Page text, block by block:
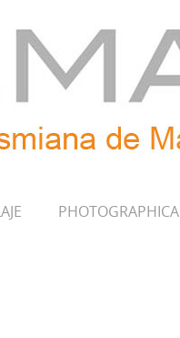
PHOTOGRAPHICA